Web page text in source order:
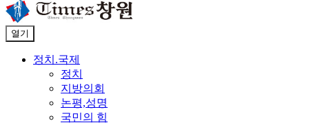
열기
정치.국제
정치
지방의회
논평,성명
국민의 힘